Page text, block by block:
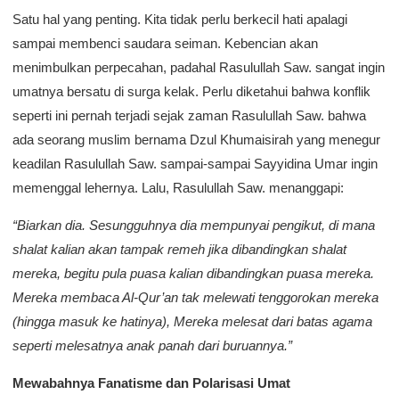
Satu hal yang penting. Kita tidak perlu berkecil hati apalagi
sampai membenci saudara seiman. Kebencian akan
menimbulkan perpecahan, padahal Rasulullah Saw. sangat ingin
umatnya bersatu di surga kelak. Perlu diketahui bahwa konflik
seperti ini pernah terjadi sejak zaman Rasulullah Saw. bahwa
ada seorang muslim bernama Dzul Khumaisirah yang menegur
keadilan Rasulullah Saw. sampai-sampai Sayyidina Umar ingin
memenggal lehernya. Lalu, Rasulullah Saw. menanggapi:
“Biarkan dia. Sesungguhnya dia mempunyai pengikut, di mana
shalat kalian akan tampak remeh jika dibandingkan shalat
mereka, begitu pula puasa kalian dibandingkan puasa mereka.
Mereka membaca Al-Qur’an tak melewati tenggorokan mereka
(hingga masuk ke hatinya), Mereka melesat dari batas agama
seperti melesatnya anak panah dari buruannya.”
Mewabahnya Fanatisme dan Polarisasi Umat